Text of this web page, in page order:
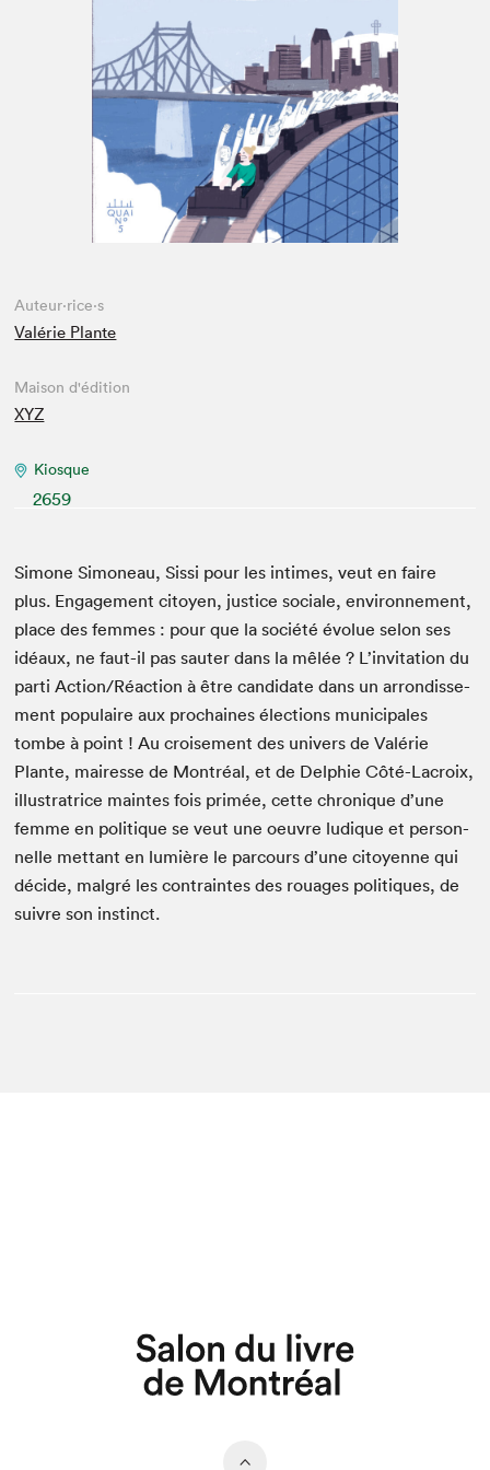
Espace médias
Auteur·rice·s
Valérie Plante
Maison d'édition
XYZ
Kiosque
2659
Simone Simoneau, Sis­si pour les intimes, veut en faire
plus. Engage­ment citoyen, jus­tice sociale, envi­ron­nement,
place des femmes : pour que la société évolue selon ses
idéaux, ne faut-il pas sauter dans la mêlée ? L’in­vi­ta­tion du
par­ti Action/​Réaction à être can­di­date dans un arrondisse­
ment pop­u­laire aux prochaines élec­tions munic­i­pales
tombe à point ! Au croise­ment des univers de Valérie
Plante, mairesse de Mon­tréal, et de Del­phie Côté-Lacroix,
illus­tra­trice maintes fois primée, cette chronique d’une
femme en poli­tique se veut une oeu­vre ludique et per­son­
nelle met­tant en lumière le par­cours d’une citoyenne qui
décide, mal­gré les con­traintes des rouages poli­tiques, de
suiv­re son instinct.